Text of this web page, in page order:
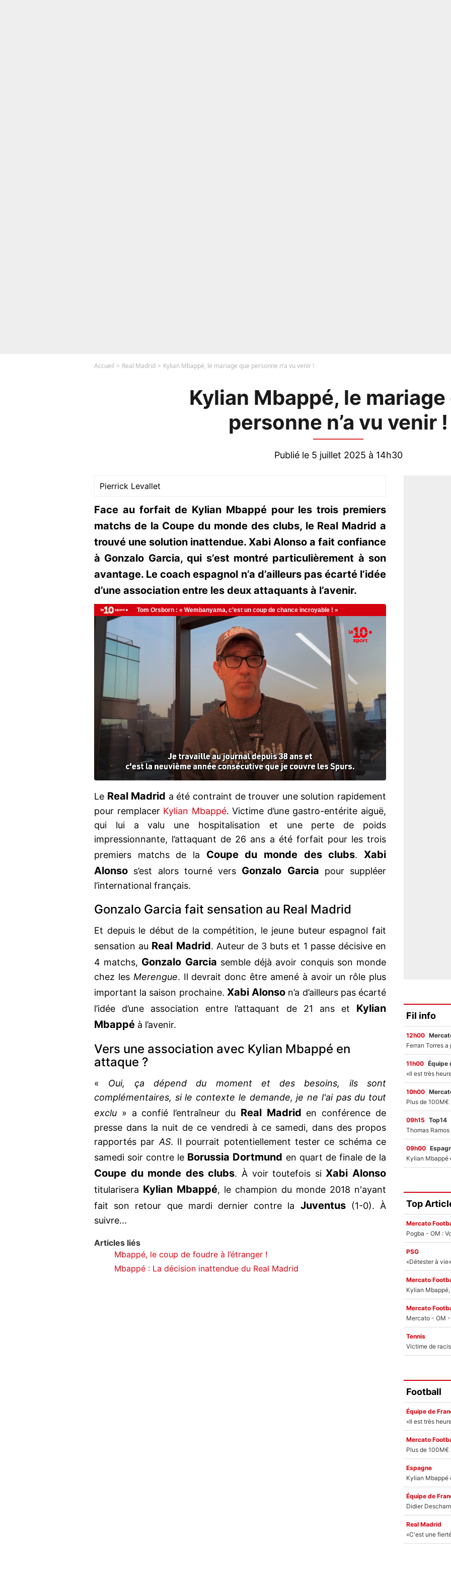
Accueil Real Madrid Kylian Mbappé, le mariage que personne n’a vu venir !
Kylian Mbappé, le mariage
personne n’a vu venir !
Publié le 5 juillet 2025 à 14h30
Pierrick Levallet
Face au forfait de Kylian Mbappé pour les trois premiers
matchs de la Coupe du monde des clubs, le Real Madrid a
trouvé une solution inattendue. Xabi Alonso a fait confiance
à Gonzalo Garcia, qui s’est montré particulièrement à son
avantage. Le coach espagnol n’a d’ailleurs pas écarté l’idée
d’une association entre les deux attaquants à l’avenir.
Le Real Madrid a été contraint de trouver une solution rapidement
pour remplacer Kylian Mbappé. Victime d’une gastro-entérite aiguë,
qui lui a valu une hospitalisation et une perte de poids
impressionnante, l’attaquant de 26 ans a été forfait pour les trois
premiers matchs de la Coupe du monde des clubs.Xabi
Alonso s’est alors tourné vers Gonzalo Garcia pour suppléer
l’international français.
Gonzalo Garcia fait sensation au Real Madrid
Et depuis le début de la compétition, le jeune buteur espagnol fait
sensation au Real Madrid. Auteur de 3 buts et 1 passe décisive en
4 matchs, Gonzalo Garcia semble déjà avoir conquis son monde
chez les Merengue. Il devrait donc être amené à avoir un rôle plus
important la saison prochaine. Xabi Alonso n’a d’ailleurs pas écarté
l’idée d’une association entre l’attaquant de 21 ans et
Kylian
Mbappé à l’avenir.
Vers une association avec Kylian Mbappé en
attaque ?
« Oui, ça dépend du moment et des besoins, ils sont
complémentaires, si le contexte le demande, je ne l'ai pas du tout
exclu » a confié l’entraîneur du Real Madrid en conférence de
presse dans la nuit de ce vendredi à ce samedi, dans des propos
rapportés parAS. Il pourrait potentiellement tester ce schéma ce
samedi soir contre le Borussia Dortmund en quart de finale de la
Coupe du monde des clubs. À voir toutefois siXabi Alonso
titularisera Kylian Mbappé, le champion du monde 2018 n'ayant
fait son retour que mardi dernier contre la Juventus(1-0). À
suivre...
Articles liés
Mbappé, le coup de foudre à l’étranger !
Mbappé : La décision inattendue du Real Madrid
Fil info
12h00
11h00 Équipe
10h00
09h15 Top14
09h00
Top
Mercato
Pogba - OM :
PSG
Mercato
Kylian
Mercato
Tennis
Football
Équipe de
Mercato
Espagne
Équipe de
Real Madrid